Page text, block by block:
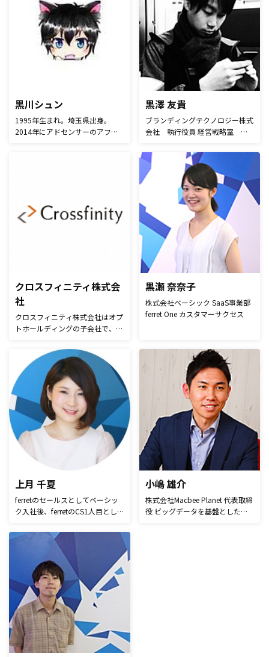
の後、総合広告代理店に戻りマー
ケティングプロデューサー集団
（P-room）を立ち上げ、 マーケ
テイング設計/実施プラン/プロジ
ェクト管理を多くの企業に提供し
目標達成や売上拡大に貢献。戦略
行までトータルでできるのが強
み。2022年よりコクハク株式会
社COOとして活動。
最先端のデジタルマーケティング
情報をご紹介します。Facebook
ページ「最先端の海外マーケティ
ング情報」では英語記事、ラジオ
での情報紹介も行っています。
黒川シュン
1995年生まれ。埼玉県出身。
2014年にアドセンサーのアフィ
WordPressでサイト運営を始めた
い方向けの「WordPressカスタマ
執筆中。
黒澤 友貴
ブランディングテクノロジー株式
会社 執行役員 経営戦略室 室
ーセル（現ブランディングテクノ
ロジー株式会社）に入社。中小・
中堅企業向けにデジタルマーケテ
ィング領域のコンサルティングを
6年間行う。 現在は、営業・マー
ケティング・人事・財務と、領域
を横断して仕事をしてきた経験を
活かし、経営戦略の策定や人材育
成を行っている。 2018年から、
マーケターの筋トレをコミュニテ
ィ「マーケティングトレース」を
運営開始。
クロスフィニティ株式会
社
クロスフィニティ株式会社はオプ
トホールディングの子会社で、
社オプトとアイオイクスとのジョ
イントベンチャーとして生まれま
した。 設立当初は検索エンジン
最適化(SEO)のコンサルティング
を広告代理店経由で提供していま
したが、以降CROやアフィリエイ
トなどのソリューションを拡充。
現在はSEOコンサルティングをは
じめ、アフィリエイトを軸とした
パフォーマンスマーケティング、
サイト全体のコンバージョンレー
ングなど、企業のオウンドメディ
ア価値向上を支援しています。
黒瀬 奈奈子
株式会社ベーシック SaaS事業部
ferret One カスタマーサクセス
上月 千夏
ferretのセールスとしてベーシッ
ク入社後、ferretのCS1人目とし
る。 掲載企業へのフォローや事
例記事執筆が中心。 「犬が大好
きでイタリアングレーハウンドと
暮らしています！」
小嶋 雄介
株式会社Macbee Planet 代表取締
役 ビッグデータを基盤とした分